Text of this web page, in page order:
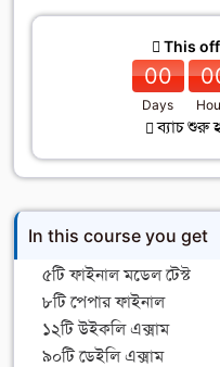
This
00
Days
ব্যাচ শুরু
In this course you get
৫টি ফাইনাল মডেল টেস্ট
৮টি পেপার ফাইনাল
১২টি উইকলি এক্সাম
৯০টি ডেইলি এক্সাম